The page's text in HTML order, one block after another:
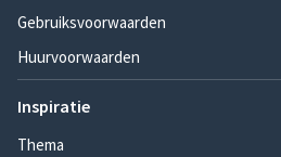
Gebruiksvoorwaarden
Huurvoorwaarden
Inspiratie
Thema